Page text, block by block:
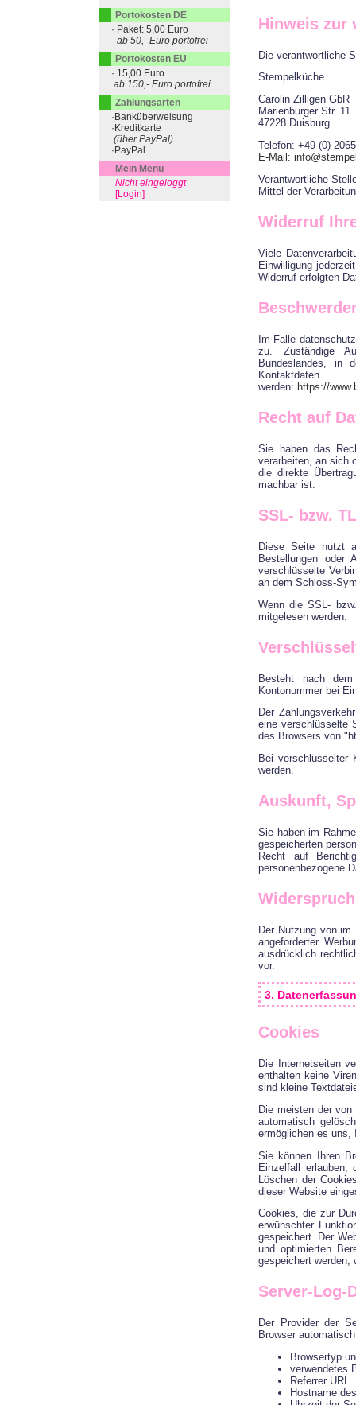
Hinweis zur
Die verantwortliche
Stempelküche
Carolin Zilligen GbR
Marienburger Str. 11
47228 Duisburg
Telefon: +49 (0)
E-Mail:
Verantwortliche
Mittel der
Widerruf
Viele
Einwilligung
Widerruf erfolgten
Im Falle
zu. Zuständige
Bundeslandes, in
werden: https://
Recht auf
Sie haben das
verarbeiten, an sich
die direkte
machbar ist.
SSL- bzw.
Diese Seite nutzt
Bestellungen oder
verschlüsselte
an dem Schloss-
Wenn die SSL-
mitgelesen werden.
Besteht nach
Kontonummer bei
Der
eine verschlüsselte
des Browsers von
Bei verschlüsselter
werden.
Auskunft,
Sie haben im
gespeicherten
Recht auf
personenbezogene
Der Nutzung von
angeforderter
ausdrücklich
vor.
3.
Cookies
Die Internetseiten
enthalten keine
sind kleine
Die meisten der von
automatisch
ermöglichen es uns,
Sie können Ihren
Einzelfall erlauben,
Löschen der
dieser Website
Cookies, die zur
erwünschter
gespeichert. Der
und optimierten
gespeichert werden,
Server-Log-
Der Provider der
Browser
Browsertyp
verwendetes
Referrer URL
Hostname
Portokosten DE
· Paket: 5,00 Euro
· ab 50,- Euro portofrei
Portokosten EU
· 15,00 Euro
ab 150,- Euro portofrei
Zahlungsarten
·Banküberweisung
·Kreditkarte
(über PayPal)
·PayPal
Mein Menu
Nicht eingeloggt
[Login]